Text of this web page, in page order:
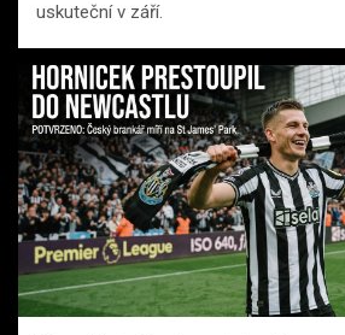
uskuteční v září.